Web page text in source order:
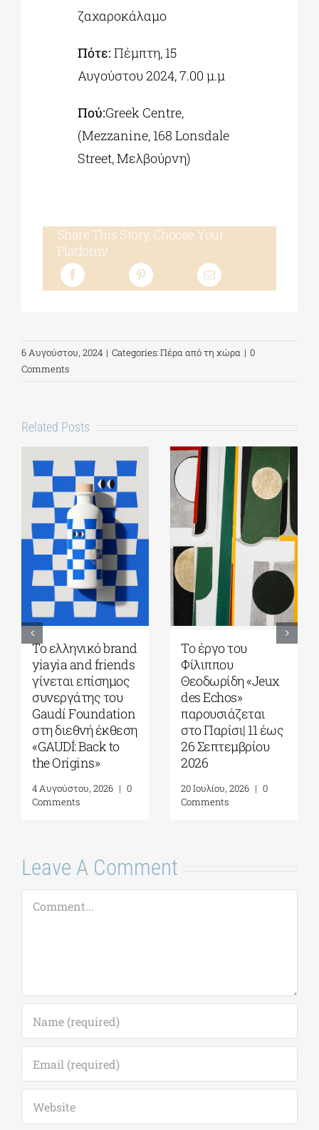
ζαχαροκάλαμο
Πότε: Πέμπτη, 15
Αυγούστου 2024, 7.00 μ.μ
Πού:Greek Centre,
(Mezzanine, 168 Lonsdale
Street, Μελβούρνη)
Share This Story, Choose Your
Platform!
6 Αυγούστου, 2024 | Categories:Πέρα από τη χώρα | 0
Comments
Related Posts
Το ελληνικό brand
yiayia and friends
γίνεται επίσημος
συνεργάτης του
Gaudí Foundation
στη διεθνή έκθεση
«GAUDÍ: Back to
the Origins»
4 Αυγούστου, 2026 | 0
Comments
Το έργο του
Φίλιππου
Θεοδωρίδη «Jeux
des Echos»
παρουσιάζεται
στο Παρίσι| 11 έως
26 Σεπτεμβρίου
2026
20 Ιουλίου, 2026 | 0
Comments
Leave A Comment
Comment